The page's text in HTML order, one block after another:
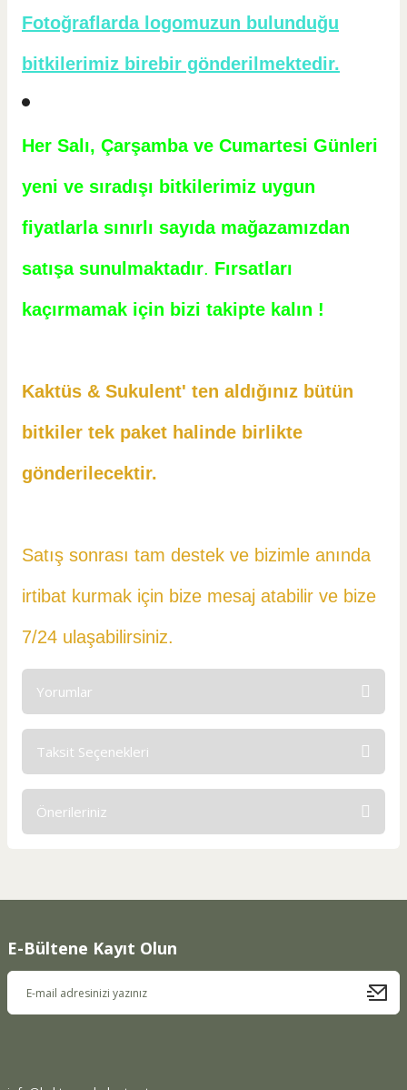
Fotoğraflarda logomuzun bulunduğu
bitkilerimiz birebir gönderilmektedir.
Her Salı, Çarşamba ve Cumartesi Günleri
yeni ve sıradışı bitkilerimiz uygun
fiyatlarla sınırlı sayıda mağazamızdan
satışa sunulmaktadır. Fırsatları
kaçırmamak için bizi takipte kalın !
Kaktüs & Sukulent' ten aldığınız bütün
bitkiler tek paket halinde birlikte
gönderilecektir.
Satış sonrası tam destek ve bizimle anında
irtibat kurmak için bize mesaj atabilir ve bize
7/24 ulaşabilirsiniz.
Yorumlar
Taksit Seçenekleri
Önerileriniz
Ürün resmi kalitesiz, bozuk veya görüntülenemiyor.
E-Bültene Kayıt Olun